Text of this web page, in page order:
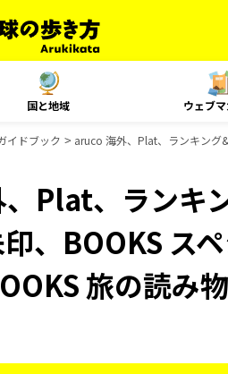
国と地域 ウェブ
イドブック aruco 海外、Plat、ランキング
Plat、ランキ
、BOOKS ス
旅の読み